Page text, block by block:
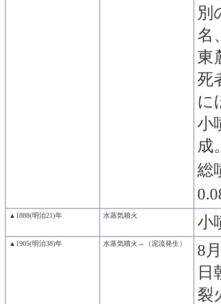
別
名
東
死
に
小
成
総
▲1888(明治21)年 水蒸気噴火 小
▲1905(明治38)年 水蒸気噴火→（泥流発生）
8
日
裂